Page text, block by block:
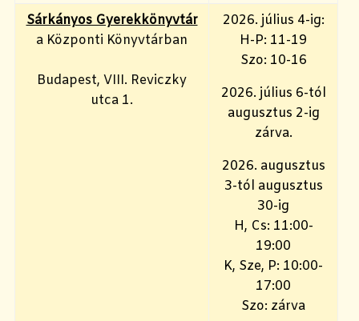
Sárkányos Gyerekkönyvtár
a Központi Könyvtárban
Budapest, VIII. Reviczky
utca 1.
2026. július 4-ig:
H-P: 11-19
Szo: 10-16
2026. július 6-tól
augusztus 2-ig
zárva.
2026. augusztus
3-tól augusztus
30-ig
H, Cs: 11:00-
19:00
K, Sze, P: 10:00-
17:00
Szo: zárva